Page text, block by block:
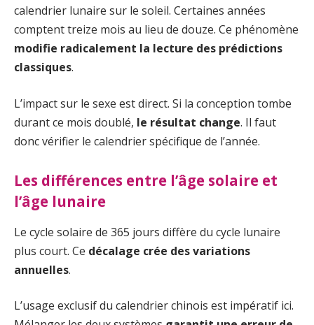
calendrier lunaire sur le soleil. Certaines années
comptent treize mois au lieu de douze. Ce phénomène
modifie radicalement la lecture des prédictions
classiques.
L’impact sur le sexe est direct. Si la conception tombe
durant ce mois doublé, le résultat change. Il faut
donc vérifier le calendrier spécifique de l’année.
Les différences entre l’âge solaire et
l’âge lunaire
Le cycle solaire de 365 jours diffère du cycle lunaire
plus court. Ce décalage crée des variations
annuelles.
L’usage exclusif du calendrier chinois est impératif ici.